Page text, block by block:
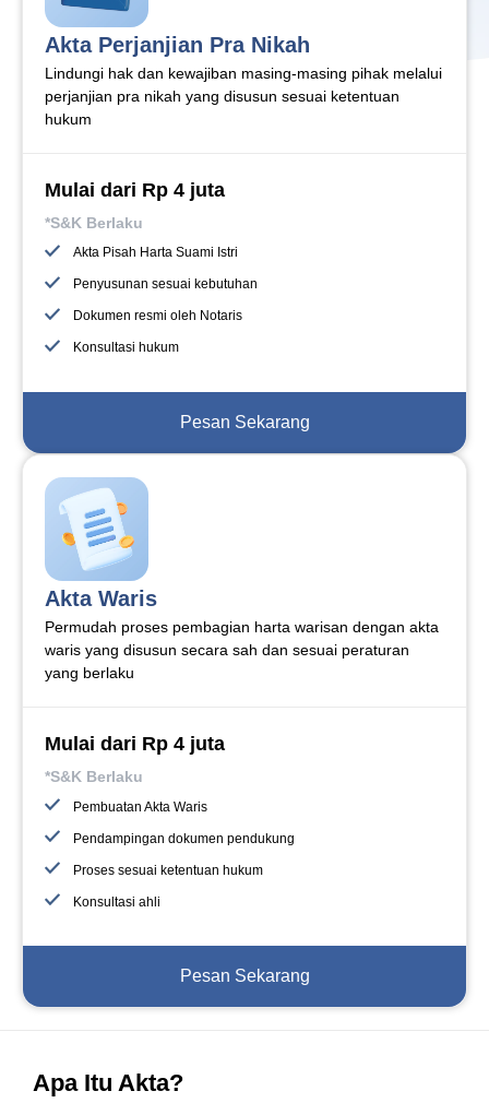
Akta Perjanjian Pra Nikah
Lindungi hak dan kewajiban masing-masing pihak melalui
perjanjian pra nikah yang disusun sesuai ketentuan
hukum
Mulai dari Rp 4 juta
*S&K Berlaku
Akta Pisah Harta Suami Istri
Penyusunan sesuai kebutuhan
Dokumen resmi oleh Notaris
Konsultasi hukum
Pesan Sekarang
Akta Waris
Permudah proses pembagian harta warisan dengan akta
waris yang disusun secara sah dan sesuai peraturan
yang berlaku
Mulai dari Rp 4 juta
*S&K Berlaku
Pembuatan Akta Waris
Pendampingan dokumen pendukung
Proses sesuai ketentuan hukum
Konsultasi ahli
Pesan Sekarang
Apa Itu Akta?